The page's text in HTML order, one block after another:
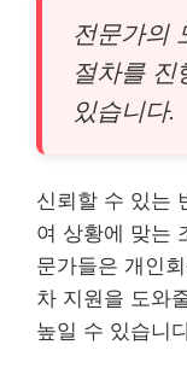
전문가의
절차를 진
있습니다.
신뢰할 수 있는
여 상황에 맞는
문가들은 개인
차 지원을 도와
높일 수 있습니